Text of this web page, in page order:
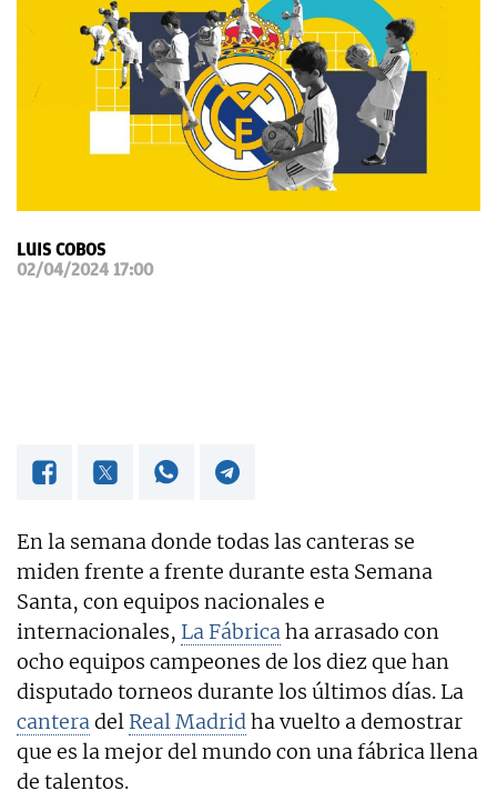
FEMENINO
PAPARAZZI
LUIS COBOS
02/04/2024 17:00
En la semana donde todas las canteras se
miden frente a frente durante esta Semana
Santa, con equipos nacionales e
internacionales, La Fábricaha arrasado con
ocho equipos campeones de los diez que han
disputado torneos durante los últimos días. La
canteradel Real Madridha vuelto a demostrar
que es la mejor del mundo con una fábrica llena
de talentos.